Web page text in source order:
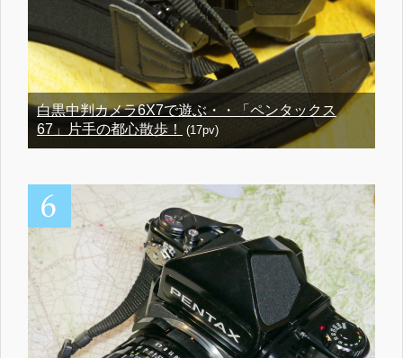
白黒中判カメラ6X7で遊ぶ・・「ペンタックス
67」片手の都心散歩！
(17pv)